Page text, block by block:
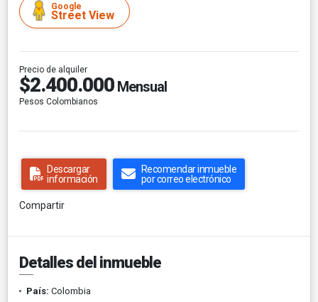
Google
Street View
Precio de alquiler
$2.400.000 Mensual
Pesos Colombianos
Descargar
información
Recomendar inmueble
por correo electrónico
Compartir
Detalles del inmueble
País: Colombia